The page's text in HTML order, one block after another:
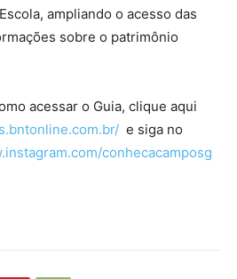
ampliando o acesso das
sobre o patrimônio
acessar o Guia, clique aqui
e siga no
conhecacamposg